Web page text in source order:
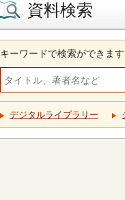
資料検索
キーワードで検索ができます
デジタルライブラリー